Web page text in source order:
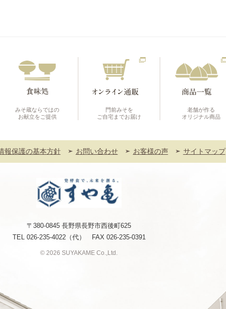
みそ蔵ならではの
お献立をご提供
門前みそを
ご自宅までお届け
老舗が作る
オリジナル商品
報保護の基本方針 お問い合わせ お客様の声 サイトマップ
〒380-0845 長野県長野市西後町625
TEL 026-235-4022（代） FAX 026-235-0391
© 2026 SUYAKAME Co.,Ltd.